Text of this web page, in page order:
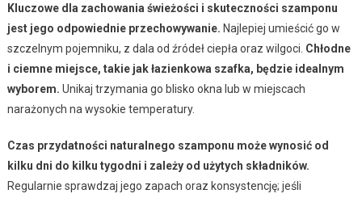
Kluczowe dla zachowania świeżości i skuteczności szamponu
jest jego odpowiednie przechowywanie. Najlepiej umieścić go w
szczelnym pojemniku, z dala od źródeł ciepła oraz wilgoci. Chłodne
i ciemne miejsce, takie jak łazienkowa szafka, będzie idealnym
wyborem. Unikaj trzymania go blisko okna lub w miejscach
narażonych na wysokie temperatury.
Czas przydatności naturalnego szamponu może wynosić od
kilku dni do kilku tygodni i zależy od użytych składników.
Regularnie sprawdzaj jego zapach oraz konsystencję; jeśli